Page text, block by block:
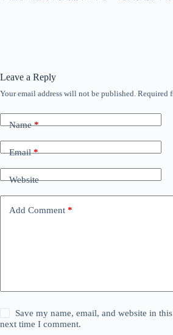
Leave a Reply
Your email address will not be published. Required
Name*
Email*
Website
Add Comment *
Save my name, email, and website in
next time I comment.